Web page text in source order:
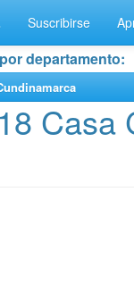
Suscribirse
departamento:
Casa